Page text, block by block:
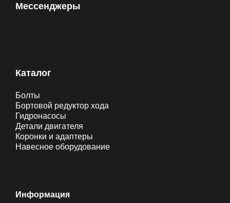
Мессенджеры
Каталог
Болты
Бортовой редуктор хода
Гидронасосы
Детали двигателя
Коронки и адаптеры
Навесное оборудование
Информация